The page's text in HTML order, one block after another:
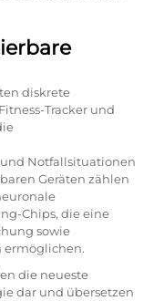
diskrete
Tracker und
Notfallsituationen
Geräten zählen
Chips, die eine
sowie
ermöglichen.
die neueste
dar und übersetzen